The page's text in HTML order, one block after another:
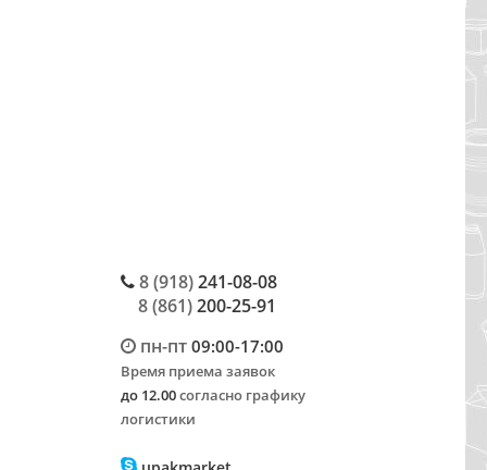
8 (918)241-08-08
8 (861)200-25-91
пн-пт09:00-17:00
Время приема заявок
до 12.00согласно графику
логистики